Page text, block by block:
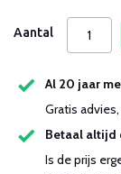
Aantal
Al 20 jaar
Gratis
Betaal altijd
Is de prijs